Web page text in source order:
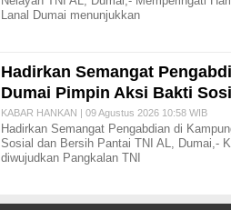
Lanal Dumai menunjukkan
Hadirkan Semangat
Dumai Pimpin Aksi Bakti
KABAR HANKAN | 09 Agustus 2026 10:58 WIB
Hadirkan Semangat Pengabdian di
Sosial dan Bersih Pantai TNI AL, Dumai,-
diwujudkan Pangkalan TNI